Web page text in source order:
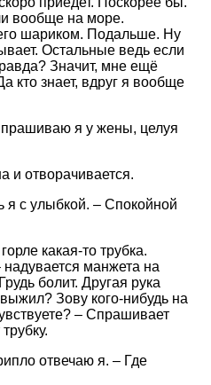
вообще на море.
шариком. Подальше. Ну
Остальные ведь если
Значит, мне ещё
кто знает, вдруг я вообще
я у жены, целуя
и отворачивается.
с улыбкой. – Спокойной
какая-то трубка.
манжета на
болит. Другая рука
Зову кого-нибудь на
– Спрашивает
отвечаю я. – Где